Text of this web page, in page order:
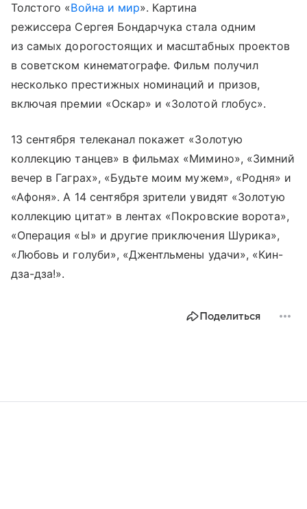
Толстого «Война и мир». Картина
режиссера Сергея Бондарчука стала одним
из самых дорогостоящих и масштабных проектов
в советском кинематографе. Фильм получил
несколько престижных номинаций и призов,
включая премии «Оскар» и «Золотой глобус».
13 сентября телеканал покажет «Золотую
коллекцию танцев» в фильмах «Мимино», «Зимний
вечер в Гаграх», «Будьте моим мужем», «Родня» и
«Афоня». А 14 сентября зрители увидят «Золотую
коллекцию цитат» в лентах «Покровские ворота»,
«Операция «Ы» и другие приключения Шурика»,
«Любовь и голуби», «Джентльмены удачи», «Кин-
дза-дза!».
Поделиться